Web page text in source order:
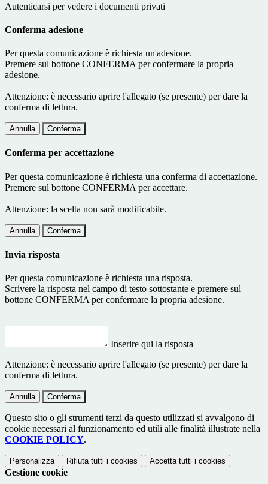
Autenticarsi per vedere i documenti privati
Conferma adesione
Per questa comunicazione è richiesta un'adesione.
Premere sul bottone CONFERMA per confermare la propria
adesione.
Attenzione: è necessario aprire l'allegato (se presente) per dare la
conferma di lettura.
Annulla Conferma
Conferma per accettazione
Per questa comunicazione è richiesta una conferma di accettazione.
Premere sul bottone CONFERMA per accettare.
Attenzione: la scelta non sarà modificabile.
Annulla Conferma
Invia risposta
Per questa comunicazione è richiesta una risposta.
Scrivere la risposta nel campo di testo sottostante e premere sul
bottone CONFERMA per confermare la propria adesione.
Inserire qui la risposta
Attenzione: è necessario aprire l'allegato (se presente) per dare la
conferma di lettura.
Annulla Conferma
Questo sito o gli strumenti terzi da questo utilizzati si avvalgono di
cookie necessari al funzionamento ed utili alle finalità illustrate nella
COOKIE POLICY.
Personalizza Rifiuta tutti i cookies Accetta tutti i cookies
Gestione cookie